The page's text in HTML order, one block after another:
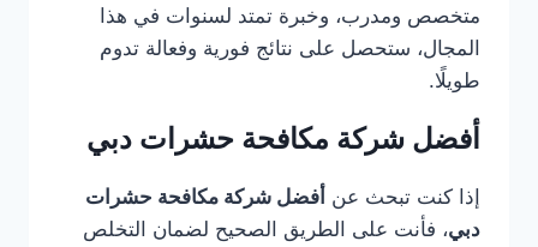
متخصص ومدرب، وخبرة تمتد لسنوات في هذا
المجال، ستحصل على نتائج فورية وفعالة تدوم
طويلًا.
أفضل شركة مكافحة حشرات دبي
إذا كنت تبحث عن أفضل شركة مكافحة حشرات
دبي، فأنت على الطريق الصحيح لضمان التخلص